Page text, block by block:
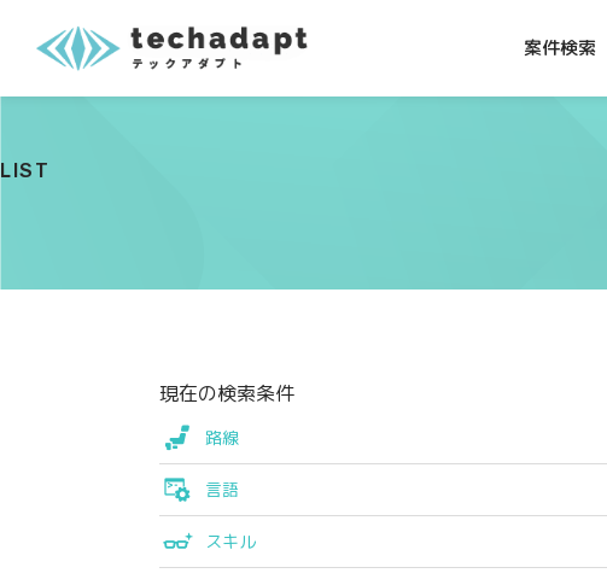
案件検索
LIST
現在の検索条件
路線
言語
スキル